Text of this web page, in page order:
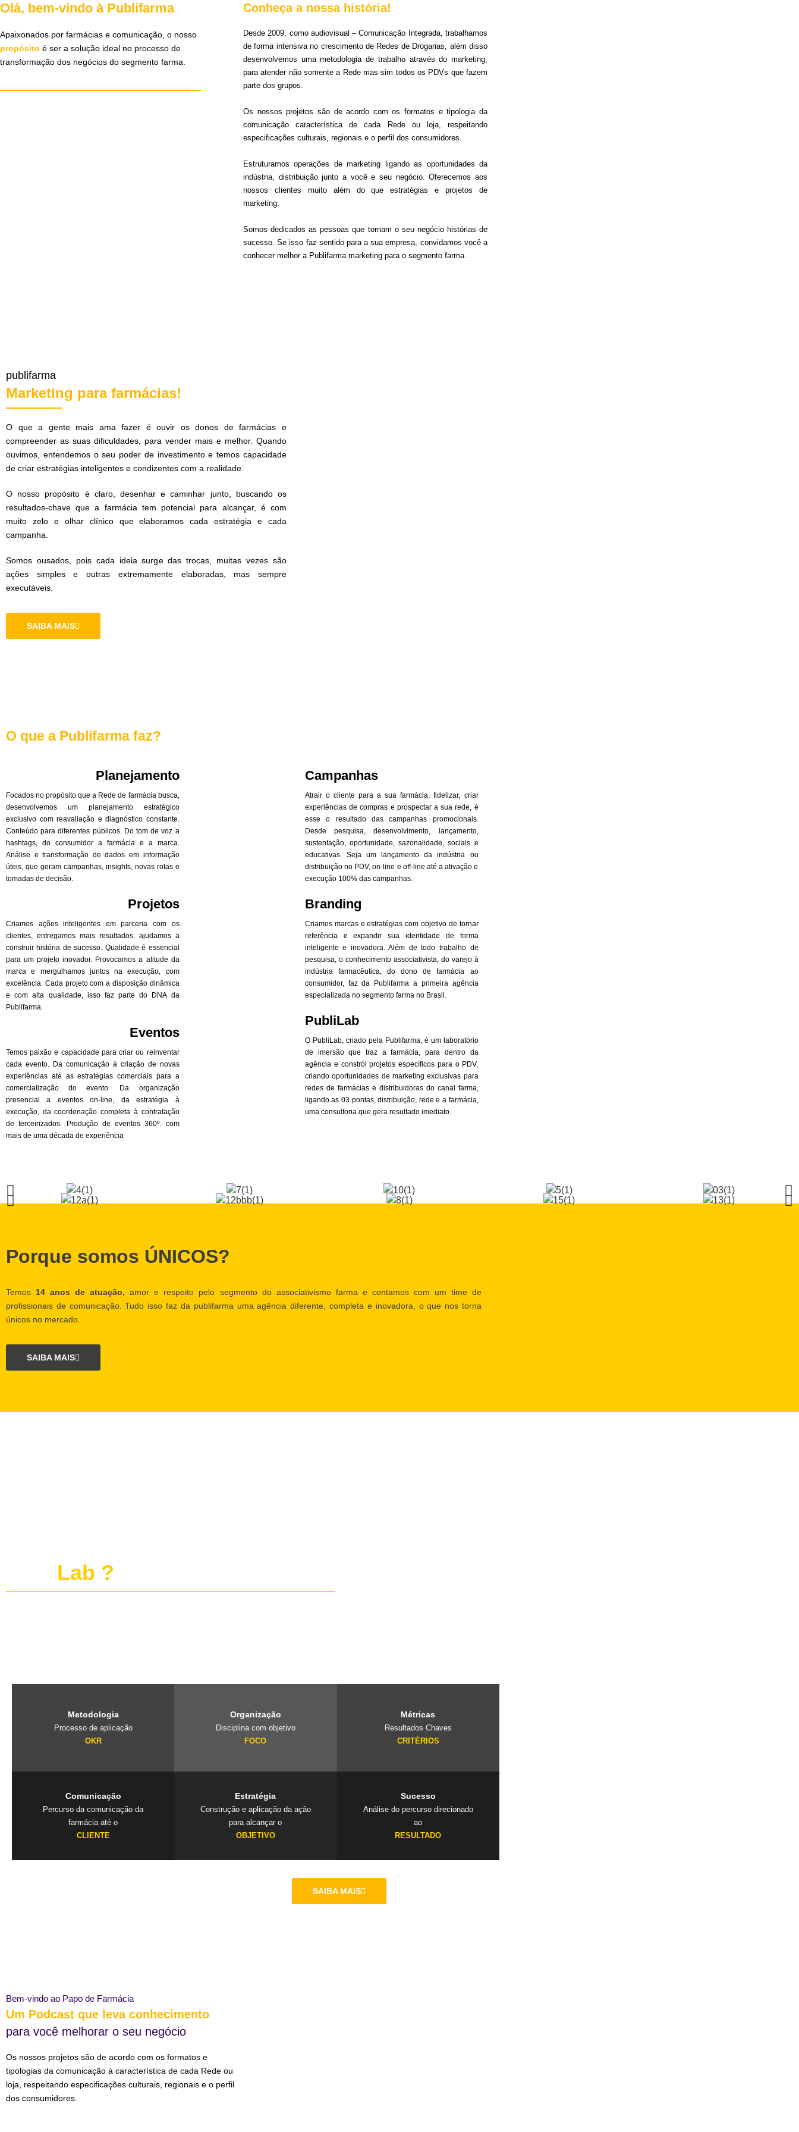
Olá, bem-vindo à Publifarma
Apaixonados por farmácias e comunicação, o nosso
propósito é ser a solução ideal no processo de
transformação dos negócios do segmento farma.
Conheça a nossa história!
Desde 2009, como audiovisual – Comunicação Integrada, trabalhamos
de forma intensiva no crescimento de Redes de Drogarias, além disso
desenvolvemos uma metodologia de trabalho através do marketing,
para atender não somente a Rede mas sim todos os PDVs que fazem
parte dos grupos.
Os nossos projetos são de acordo com os formatos e tipologia da
comunicação característica de cada Rede ou loja, respeitando
especificações culturais, regionais e o perfil dos consumidores.
Estruturamos operações de marketing ligando as oportunidades da
indústria, distribuição junto a você e seu negócio. Oferecemos aos
nossos clientes muito além do que estratégias e projetos de
marketing.
Somos dedicados as pessoas que tornam o seu negócio histórias de
sucesso. Se isso faz sentido para a sua empresa, convidamos você a
conhecer melhor a Publifarma marketing para o segmento farma.
publifarma
Marketing para farmácias!
O que a gente mais ama fazer é ouvir os donos de farmácias e
compreender as suas dificuldades, para vender mais e melhor. Quando
ouvimos, entendemos o seu poder de investimento e temos capacidade
de criar estratégias inteligentes e condizentes com a realidade.
O nosso propósito é claro, desenhar e caminhar junto, buscando os
resultados-chave que a farmácia tem potencial para alcançar, é com
muito zelo e olhar clínico que elaboramos cada estratégia e cada
campanha.
Somos ousados, pois cada ideia surge das trocas, muitas vezes são
ações simples e outras extremamente elaboradas, mas sempre
executáveis.
SAIBA MAIS
O que a Publifarma faz?
Planejamento
Focados no propósito que a Rede de farmácia busca,
desenvolvemos um planejamento estratégico
exclusivo com reavaliação e diagnóstico constante.
Conteúdo para diferentes públicos. Do tom de voz a
hashtags, do consumidor a farmácia e a marca.
Análise e transformação de dados em informação
úteis, que geram campanhas, insights, novas rotas e
tomadas de decisão.
Projetos
Criamos ações inteligentes em parceria com os
clientes, entregamos mais resultados, ajudamos a
construir história de sucesso. Qualidade é essencial
para um projeto inovador. Provocamos a atitude da
marca e mergulhamos juntos na execução, com
excelência. Cada projeto com a disposição dinâmica
e com alta qualidade, isso faz parte do DNA da
Publifarma.
Eventos
Temos paixão e capacidade para criar ou reinventar
cada evento. Da comunicação à criação de novas
experiências até as estratégias comerciais para a
comercialização do evento. Da organização
presencial a eventos on-line, da estratégia à
execução, da coordenação completa à contratação
de terceirizados. Produção de eventos 360º. com
mais de uma década de experiência
Campanhas
Atrair o cliente para a sua farmácia, fidelizar, criar
experiências de compras e prospectar a sua rede, é
esse o resultado das campanhas promocionais.
Desde pesquisa, desenvolvimento, lançamento,
sustentação, oportunidade, sazonalidade, sociais e
educativas. Seja um lançamento da indústria ou
distribuição no PDV, on-line e off-line até a ativação e
execução 100% das campanhas.
Branding
Criamos marcas e estratégias com objetivo de tornar
referência e expandir sua identidade de forma
inteligente e inovadora. Além de todo trabalho de
pesquisa, o conhecimento associativista, do varejo à
indústria farmacêutica, do dono de farmácia ao
consumidor, faz da Publifarma a primeira agência
especializada no segmento farma no Brasil.
PubliLab
O PubliLab, criado pela Publifarma, é um laboratório
de imersão que traz a farmácia, para dentro da
agência e constrói projetos específicos para o PDV,
criando oportunidades de marketing exclusivas para
redes de farmácias e distribuidoras do canal farma,
ligando as 03 pontas, distribuição, rede e a farmácia,
uma consultoria que gera resultado imediato.
Porque somos ÚNICOS?
Temos 14 anos de atuação, amor e respeito pelo segmento do associativismo farma e contamos com um time de
profissionais de comunicação. Tudo isso faz da publifarma uma agência diferente, completa e inovadora, o que nos torna
únicos no mercado.
SAIBA MAIS
Lab ?
Metodologia
Processo de aplicação
OKR
Organização
Disciplina com objetivo
FOCO
Métricas
Resultados Chaves
CRITÉRIOS
Comunicação
Percurso da comunicação da
farmácia até o
CLIENTE
Estratégia
Construção e aplicação da ação
para alcançar o
OBJETIVO
Sucesso
Análise do percurso direcionado
ao
RESULTADO
SAIBA MAIS
Bem-vindo ao Papo de Farmácia
Um Podcast que leva conhecimento
para você melhorar o seu negócio
Os nossos projetos são de acordo com os formatos e
tipologias da comunicação à característica de cada Rede ou
loja, respeitando especificações culturais, regionais e o perfil
dos consumidores.